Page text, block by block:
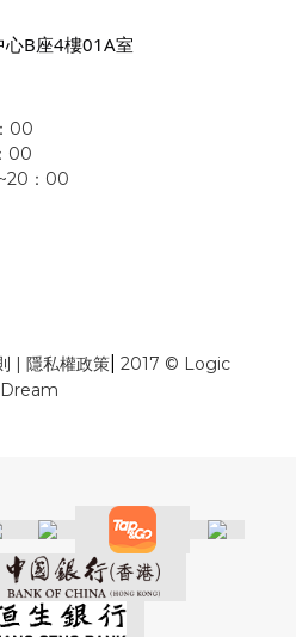
心B座4樓01A室
00
00
：00
| 隱私權政策| 2017 © Logic
Dream